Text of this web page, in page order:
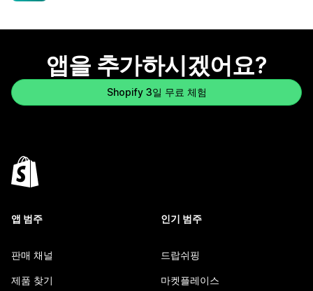
앱을 추가하시겠어요?
Shopify 3일 무료 체험
앱 범주
판매 채널
제품 찾기
인기 범주
드랍쉬핑
마켓플레이스